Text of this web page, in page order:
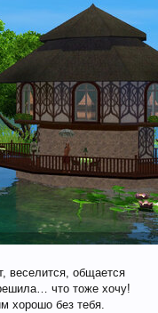
веселится, общается
что тоже хочу!
хорошо без тебя.